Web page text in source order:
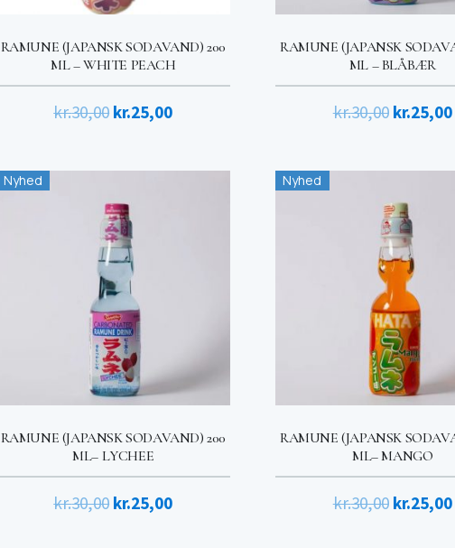
RAMUNE (JAPANSK SODAVAND) 200
ML – WHITE PEACH
kr.30,00Den
pris
kr.30,00.
kr.25,00Den
pris
RAMUNE (JAPANSK
ML – BLÅBÆR
kr.30,00 Den
pris
var:
kr.30,00.
kr.25,00
Nyhed
RAMUNE (JAPANSK SODAVAND) 200
ML– LYCHEE
kr.30,00Den
kr.25,00Den
Nyhed
RAMUNE (JAPANSK
ML– MANGO
kr.30,00 Den
kr.25,00